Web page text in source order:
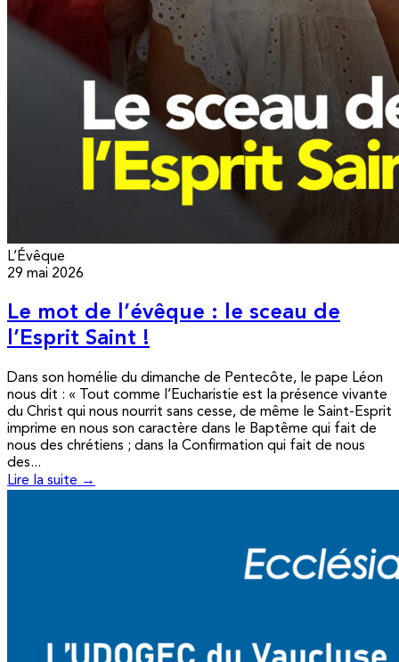
L’Évêque
29 mai 2026
Le mot de l’évêque : le sceau de
l’Esprit Saint !
Dans son homélie du dimanche de Pentecôte, le pape Léon
nous dit : « Tout comme l’Eucharistie est la présence vivante
du Christ qui nous nourrit sans cesse, de même le Saint-Esprit
imprime en nous son caractère dans le Baptême qui fait de
nous des chrétiens ; dans la Confirmation qui fait de nous
des...
Lire la suite →